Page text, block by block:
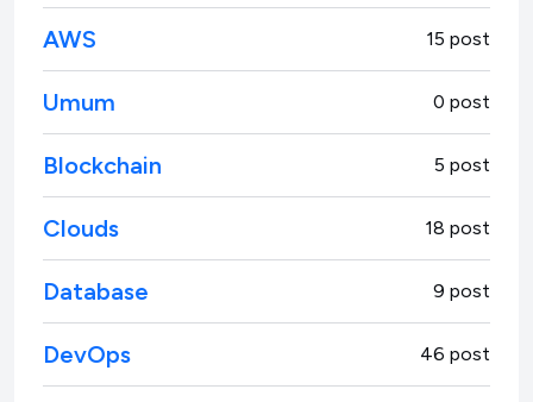
AWS 15 post
Umum 0 post
Blockchain 5 post
Clouds 18 post
Database 9 post
DevOps 46 post